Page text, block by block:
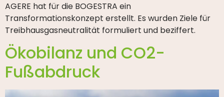
AGERE hat für die BOGESTRA ein
Transformationskonzept erstellt. Es wurden Ziele für
Treibhausgasneutralität formuliert und beziffert.
Ökobilanz und CO2-
Fußabdruck